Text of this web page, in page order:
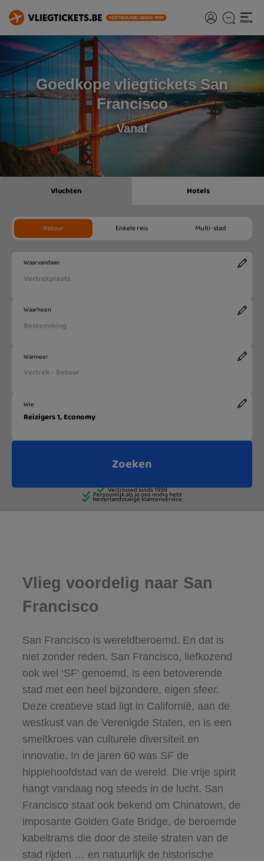
Goedkope vliegtickets San
Francisco
Vanaf
Vlieg voordelig naar San
Francisco
San Francisco is wereldberoemd. En dat is
niet zonder reden. San Francisco, liefkozend
ook wel ‘SF’ genoemd, is een betoverende
stad met een heel bijzondere, eigen sfeer.
Deze creatieve stad ligt in Californië, aan de
westkust van de Verenigde Staten, en is een
smeltkroes van culturele diversiteit en
innovatie. In de jaren 60 was SF de
hippiehoofdstad van de wereld. Die vrije spirit
hangt vandaag nog steeds in de lucht. San
Francisco staat ook bekend om Chinatown, de
imposante Golden Gate Bridge, de beroemde
kabeltrams die door de steile straten van de
stad rijden … en natuurlijk de historische